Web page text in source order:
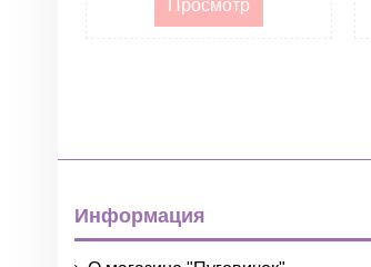
Просмотр
Информация